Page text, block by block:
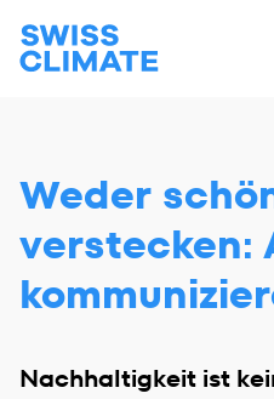
DE FR EN
Weder
verstecken:
Nachhaltigkeit ist